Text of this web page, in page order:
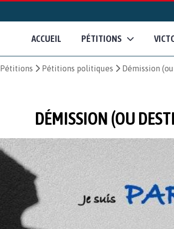
ACCUEIL PÉTITIONS
Pétitions Pétitions politiques Démission
DÉMISSION (OU